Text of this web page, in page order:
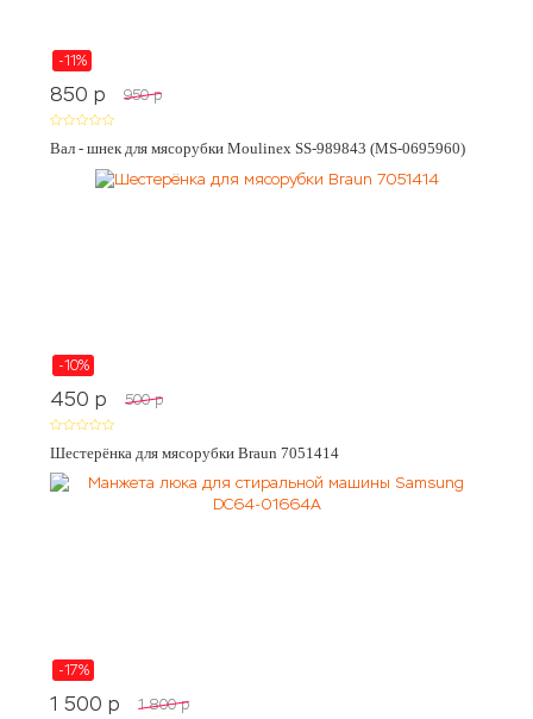
-11%
850 p 950 p
Вал - шнек для мясорубки Moulinex SS-989843 (MS-0695960)
-10%
450 p 500 p
Шестерёнка для мясорубки Braun 7051414
-17%
1 500 p 1 800 p